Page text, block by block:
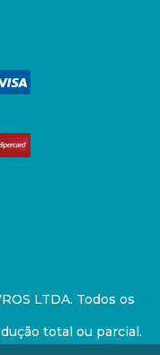
LTDA. Todos os
total ou parcial.